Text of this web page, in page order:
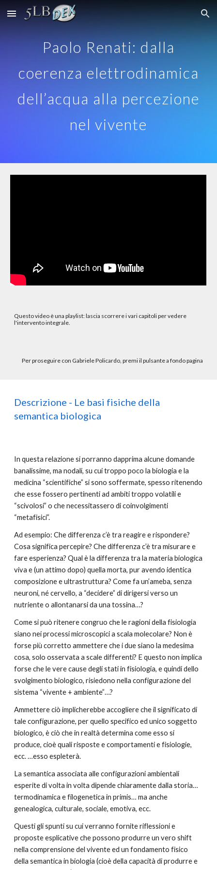
Skip to main content Skip to navigation
Paolo Renati: dalla
coerenza elettrodinamica
dell’acqua alla percezione
nel vivente
Questo video è una playlist: lascia scorrere i vari capitoli per vedere
l'intervento integrale.
Per proseguire con Gabriele Policardo, premi il pulsante a fondo pagina
Descrizione - Le basi fisiche della
semantica biologica
In questa relazione si porranno dapprima alcune domande
banalissime, ma nodali, su cui troppo poco la biologia e la
medicina “scientifiche” si sono soffermate, spesso ritenendo
che esse fossero pertinenti ad ambiti troppo volatili e
“scivolosi” o che necessitassero di coinvolgimenti
“metafisici”.
Ad esempio: Che differenza c’è tra reagire e rispondere?
Cosa significa percepire? Che differenza c’è tra misurare e
fare esperienza? Qual è la differenza tra la materia biologica
viva e (un attimo dopo) quella morta, pur avendo identica
composizione e ultrastruttura? Come fa un’ameba, senza
neuroni, né cervello, a “decidere” di dirigersi verso un
nutriente o allontanarsi da una tossina…?
Come si può ritenere congruo che le ragioni della fisiologia
siano nei processi microscopici a scala molecolare? Non è
forse più corretto ammettere che i due siano la medesima
cosa, solo osservata a scale differenti? E questo non implica
forse che le vere cause degli stati in fisiologia, e quindi dello
svolgimento biologico, risiedono nella configurazione del
sistema “vivente + ambiente”…?
Ammettere ciò implicherebbe accogliere che il significato di
tale configurazione, per quello specifico ed unico soggetto
biologico, è ciò che in realtà determina come esso si
produce, cioè quali risposte e comportamenti e fisiologie,
ecc. …esso espleterà.
La semantica associata alle configurazioni ambientali
esperite di volta in volta dipende chiaramente dalla storia…
termodinamica e filogenetica in primis… ma anche
genealogica, culturale, sociale, emotiva, ecc.
Questi gli spunti su cui verranno fornite riflessioni e
proposte esplicative che possono produrre un vero shift
nella comprensione del vivente ed un fondamento fisico
della semantica in biologia (cioè della capacità di produrre e